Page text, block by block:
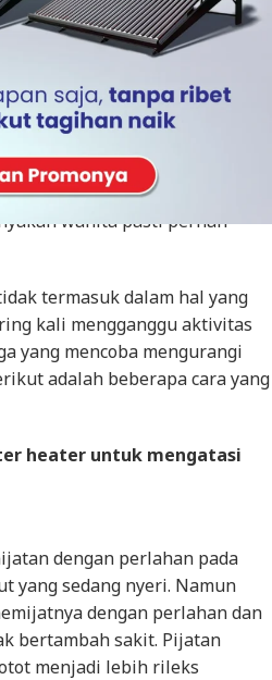
heater
menstruasi. Nyeri atau
yang sangat biasa dialami
wanita pasti pernah
termasuk dalam hal yang
kali mengganggu aktivitas
yang mencoba mengurangi
adalah beberapa cara yang
heater untuk mengatasi
dengan perlahan pada
yang sedang nyeri. Namun
dengan perlahan dan
bertambah sakit. Pijatan
menjadi lebih rileks